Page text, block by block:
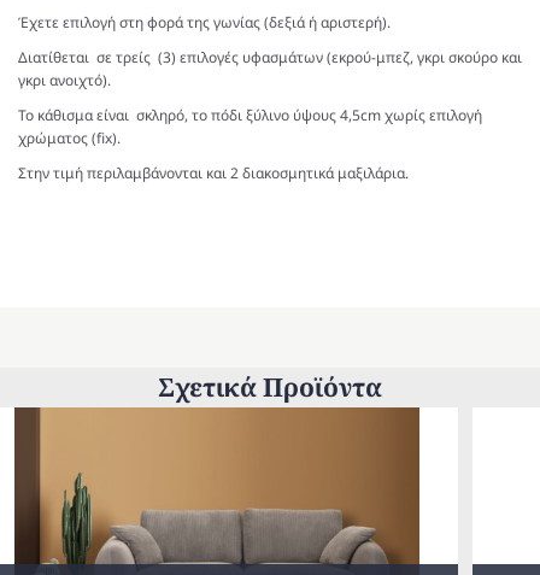
Έχετε επιλογή στη φορά της γωνίας (δεξιά ή αριστερή).
Διατίθεται σε τρείς (3) επιλογές υφασμάτων (εκρού-μπεζ, γκρι σκούρο και
γκρι ανοιχτό).
Το κάθισμα είναι σκληρό, το πόδι ξύλινο ύψους 4,5cm χωρίς επιλογή
χρώματος (fix).
Στην τιμή περιλαμβάνονται και 2 διακοσμητικά μαξιλάρια.
Σχετικά Προϊόντα